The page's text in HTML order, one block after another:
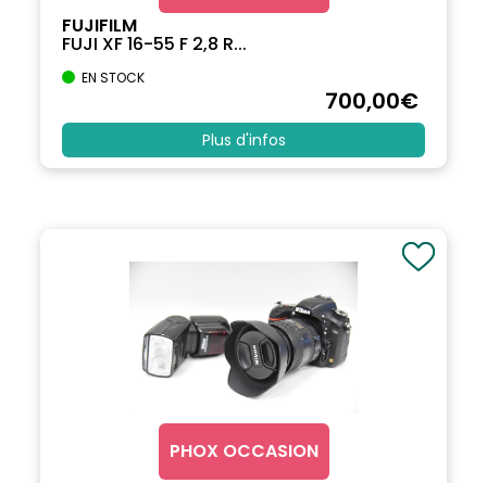
FUJIFILM
FUJI XF 16-55 F 2,8 R...
EN STOCK
700,00€
Plus d'infos
PHOX OCCASION